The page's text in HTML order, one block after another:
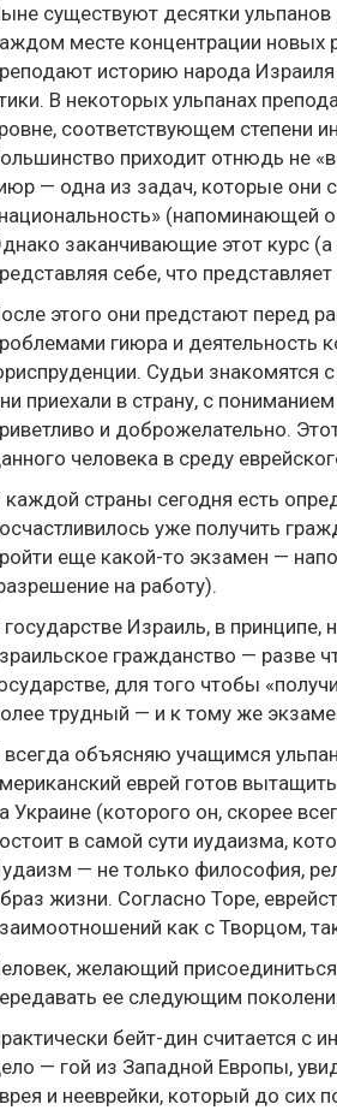
существуют десятки
месте концентрации новых
историю народа Израиля
В некоторых ульпанах
соответствующем степени
приходит отнюдь не
— одна из задач, которые они
(напоминающей
заканчивающие этот курс
себе, что
этого они предстают перед
гиюра и деятельность
Судьи знакомятся
приехали в страну, с
и доброжелательно.
человека в среду
каждой страны сегодня есть
уже получить
еще какой-то экзамен —
на работу).
государстве Израиль, в
гражданство — разве
для того чтобы
трудный — и к тому же
всегда объясняю учащимся
еврей готов
Украине (которого он, скорее
в самой сути иудаизма,
— не только философия,
жизни. Согласно Торе,
как с Творцом,
желающий
ее следующим
бейт-дин считается
— гой из Западной Европы,
и нееврейки, который до сих